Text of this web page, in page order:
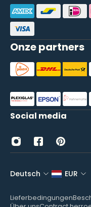
Onze partners
Social media
Deutsch EUR
Lieferbedingungen